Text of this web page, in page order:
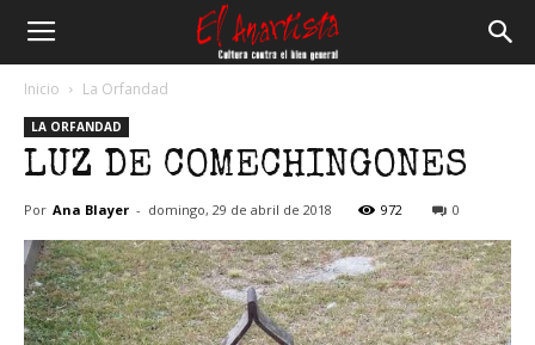
Anartista
Inicio La Orfandad
LA ORFANDAD
LUZ DE COMECHINGONES
Por Ana Blayer - domingo, 29 de abril de 2018 972 0